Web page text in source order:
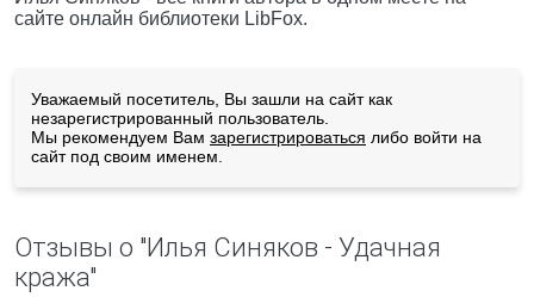
сайте онлайн библиотеки LibFox.
Уважаемый посетитель, Вы зашли на сайт как
незарегистрированный пользователь.
Мы рекомендуем Вам зарегистрироваться либо войти на
сайт под своим именем.
Отзывы о "Илья Синяков - Удачная
кража"